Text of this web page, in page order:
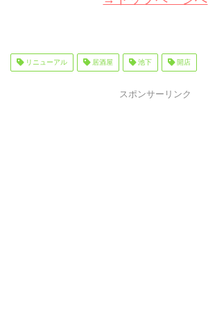
リニューアル 居酒屋 池下 開店
スポンサーリンク